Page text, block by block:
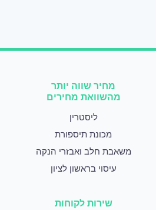
מחיר שווה יותר
מהשוואת מחירים
ליסטרין
מכונת תיספורת
משאבת חלב ואבזרי הנקה
עיסוי בראשון לציון
שירות לקוחות